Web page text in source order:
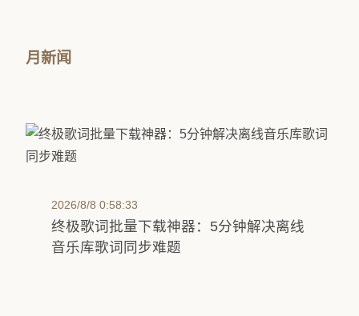
月新闻
2026/8/8 0:58:33
终极歌词批量下载神器：5分钟解决离线
音乐库歌词同步难题